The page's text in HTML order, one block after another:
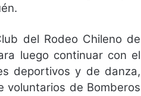
del Rodeo Chileno de
luego continuar con el
deportivos y de danza,
voluntarios de Bomberos